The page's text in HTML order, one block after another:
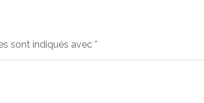
sont indiqués avec *